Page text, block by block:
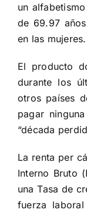
un
de 69.97
en las mujeres.
El producto
durante los
otros países
pagar
“década
La renta per
Interno Bruto
una Tasa de
fuerza